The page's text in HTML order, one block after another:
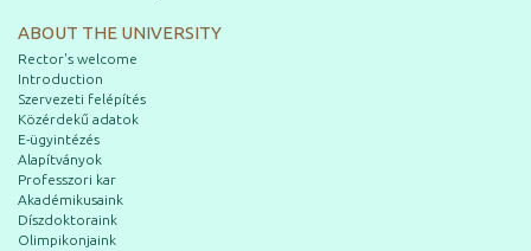
ABOUT THE UNIVERSITY
Rector's welcome
Introduction
Szervezeti felépítés
Közérdekű adatok
E-ügyintézés
Alapítványok
Professzori kar
Akadémikusaink
Díszdoktoraink
Olimpikonjaink